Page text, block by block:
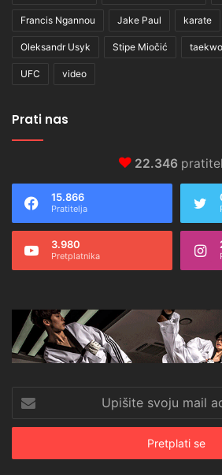
Francis Ngannou Jake Paul karate
Oleksandr Usyk Stipe Miočić
UFC video
Prati nas
22.346
15.866
Pratitelja
3.980
Pretplatnika
svoju
mail